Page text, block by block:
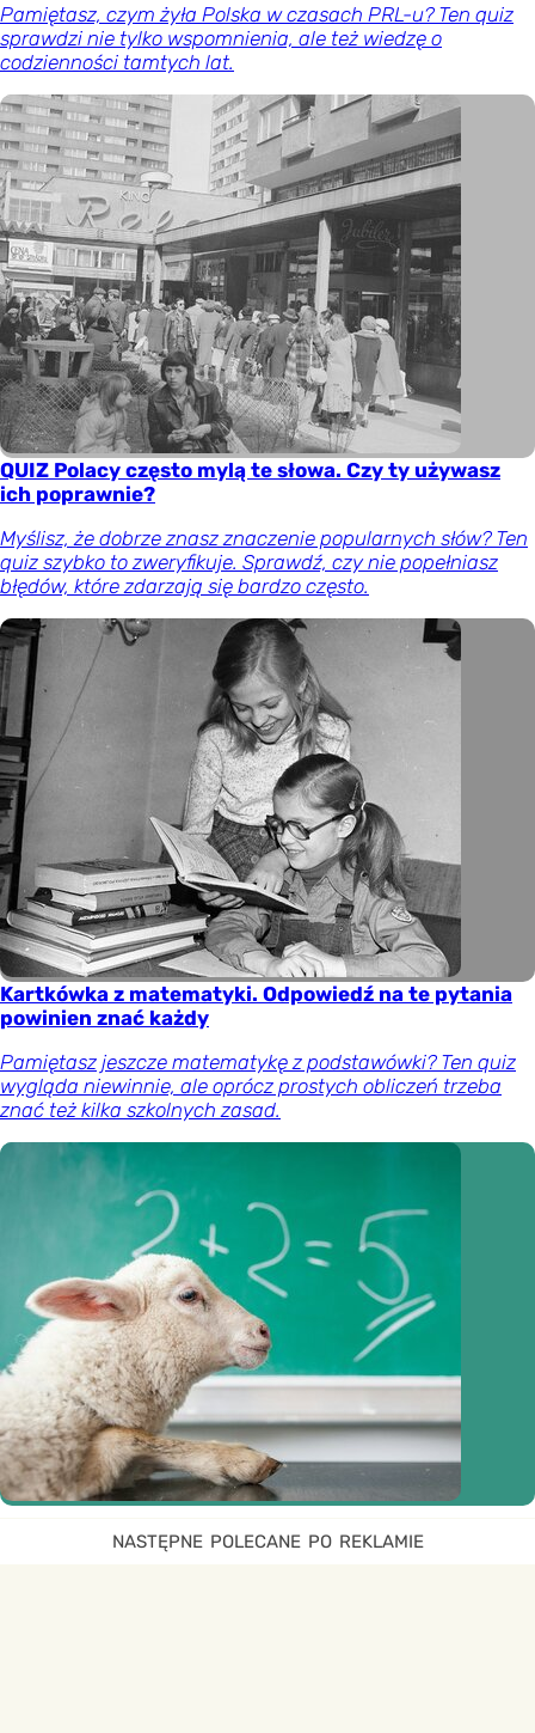
Pamiętasz, czym żyła Polska w czasach PRL-u? Ten quiz
sprawdzi nie tylko wspomnienia, ale też wiedzę o
codzienności tamtych lat.
QUIZ Polacy często mylą te słowa. Czy ty używasz
ich poprawnie?
Myślisz, że dobrze znasz znaczenie popularnych słów? Ten
quiz szybko to zweryfikuje. Sprawdź, czy nie popełniasz
błędów, które zdarzają się bardzo często.
Kartkówka z matematyki. Odpowiedź na te pytania
powinien znać każdy
Pamiętasz jeszcze matematykę z podstawówki? Ten quiz
wygląda niewinnie, ale oprócz prostych obliczeń trzeba
znać też kilka szkolnych zasad.